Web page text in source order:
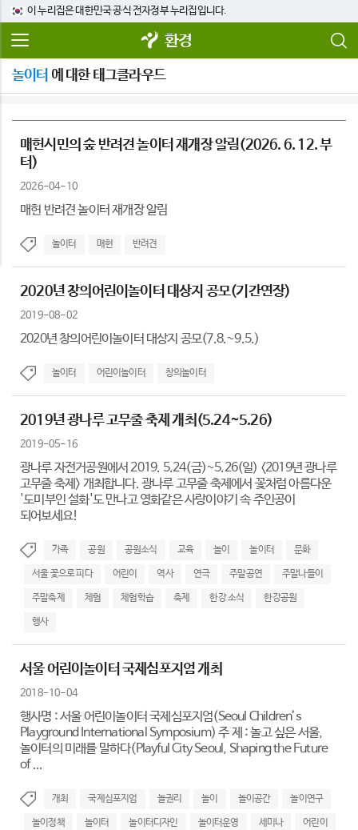
이 누리집은 대한민국 공식 전자정부 누리집입니다.
환경
놀이터 에 대한 태그클라우드
매헌시민의 숲 반려견 놀이터 재개장 알림(2026. 6. 12. 부
터)
2026-04-10
매헌 반려견 놀이터 재개장 알림
놀이터 매헌 반려견
2020년 창의어린이놀이터 대상지 공모(기간연장)
2019-08-02
2020년 창의어린이놀이터 대상지 공모(7.8.~9.5.)
놀이터 어린이놀이터 창의놀이터
2019년 광나루 고무줄 축제 개최(5.24~5.26)
2019-05-16
광나루 자전거공원에서 2019. 5.24(금)~5.26(일) <2019년 광나루
고무줄 축제> 개최합니다. 광나루 고무줄 축제에서 꽃처럼 아름다운
'도미부인 설화'도 만나고 영화같은 사랑이야기 속 주인공이
되어보세요!
가족 공원 공원소식 교육 놀이 놀이터 문화
서울 꽃으로 피다 어린이 역사 연극 주말공연 주말나들이
주말축제 체험 체험학습 축제 한강 소식 한강공원
행사
서울 어린이놀이터 국제심포지엄 개최
2018-10-04
행사명 : 서울 어린이놀이터 국제심포지엄(Seoul Children’s
Playground International Symposium) 주 제 : 놀고 싶은 서울,
놀이터의 미래를 말하다(Playful City Seoul, Shaping the Future
of ...
개최 국제심포지엄 놀권리 놀이 놀이공간 놀이연구
놀이정책 놀이터 놀이터디자인 놀이터운영 세미나 어린이